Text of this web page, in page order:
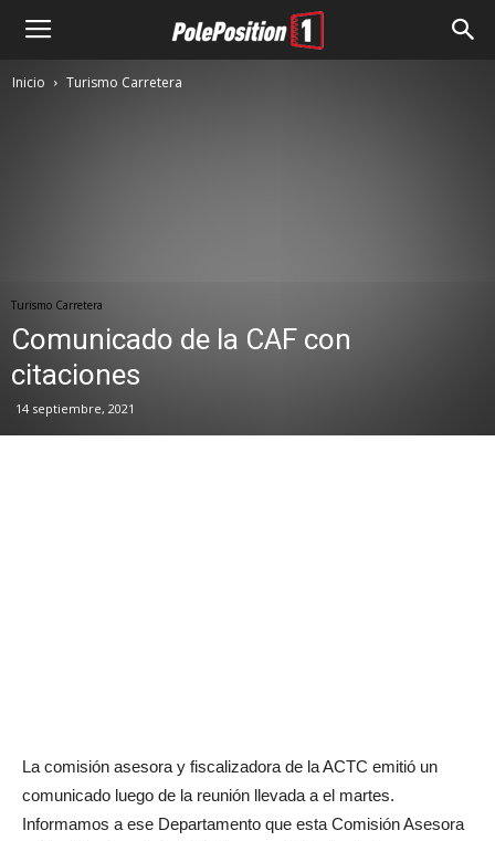
Inicio Turismo Carretera
Turismo Carretera
Comunicado de la CAF con
citaciones
14 septiembre, 2021
La comisión asesora y fiscalizadora de la ACTC emitió un
comunicado luego de la reunión llevada a el martes.
Informamos a ese Departamento que esta Comisión Asesora